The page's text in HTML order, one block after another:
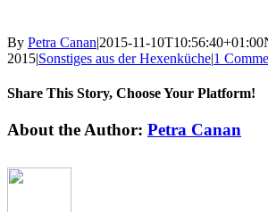
By Petra Canan|2015-11-10T10:56:40+01:00
2015|Sonstiges aus der Hexenküche|1
Share This Story, Choose Your Platform!
Facebook
X
Reddit
LinkedIn
Tumblr
Pinterest
Vk
Email
About the Author: Petra Canan